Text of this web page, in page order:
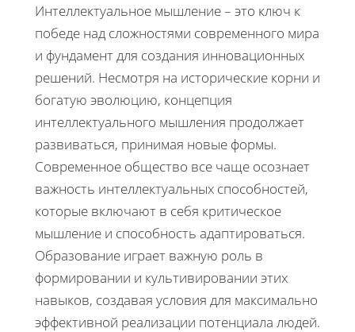
Интеллектуальное мышление – это ключ к
победе над сложностями современного мира
и фундамент для создания инновационных
решений. Несмотря на исторические корни и
богатую эволюцию, концепция
интеллектуального мышления продолжает
развиваться, принимая новые формы.
Современное общество все чаще осознает
важность интеллектуальных способностей,
которые включают в себя критическое
мышление и способность адаптироваться.
Образование играет важную роль в
формировании и культивировании этих
навыков, создавая условия для максимально
эффективной реализации потенциала людей.